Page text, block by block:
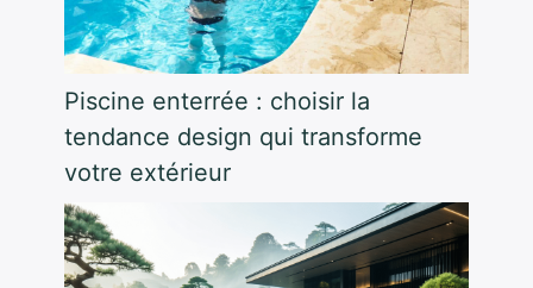
Piscine enterrée : choisir la
tendance design qui transforme
votre extérieur